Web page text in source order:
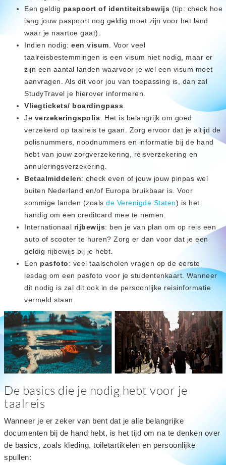
Een geldig paspoort of identiteitsbewijs (tip: check hoe
lang jouw paspoort nog geldig moet zijn voor het land
waar je naartoe gaat).
Indien nodig: een visum . Voor veel
taalreisbestemmingen is een visum niet nodig, maar er
zijn een aantal landen waarvoor je wel een visum moet
aanvragen. Als dit voor jou van toepassing is, dan zal
StudyTravel je hierover informeren.
Vliegtickets/ boardingpass
Je verzekeringspolis . Het is belangrijk om goed
verzekerd op taalreis te gaan. Zorg ervoor dat je altijd de
polisnummers, noodnummers en informatie bij de hand
hebt van jouw zorgverzekering, reisverzekering en
annuleringsverzekering.
Betaalmiddelen: check even of jouw jouw pinpas wel
buiten Nederland en/of Europa bruikbaar is. Voor
sommige landen (zoals de Verenigde Staten) is het
handig om een creditcard mee te nemen.
Internationaal rijbewijs: ben je van plan om op reis een
auto of scooter te huren? Zorg er dan voor dat je een
geldig rijbewijs bij je hebt.
Een pasfoto: veel taalscholen vragen op de eerste
lesdag om een pasfoto voor je studentenkaart. Wanneer
dit nodig is zal dit ook in de persoonlijke reisinformatie
vermeld staan.
De basics die je nodig hebt voor je
taalreis
Wanneer je er zeker van bent dat je alle belangrijke
documenten bij de hand hebt, is het tijd om na te denken over
de basics, zoals kleding, toiletartikelen en persoonlijke
spullen: